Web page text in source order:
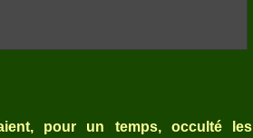
pour un temps, occulté les